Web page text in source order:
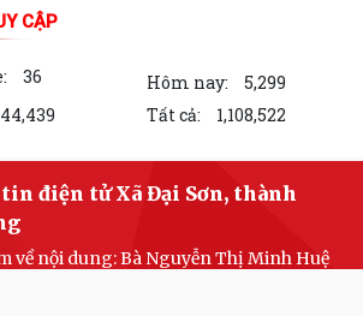
CẬP
36 Hôm nay:
5,299
44,439 Tất cả: 1,108,522
điện tử Xã Đại Sơn, thành
về nội dung: Bà Nguyễn Thị Minh Huệ